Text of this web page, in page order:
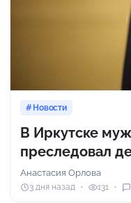
Новости
В Иркутске
преследовал
Анастасия Орлова
3 дня назад 131